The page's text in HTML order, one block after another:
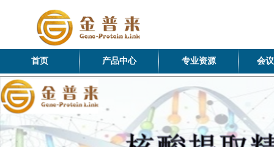
首页 产品中心 专业资源 会